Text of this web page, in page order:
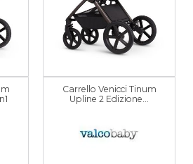
Carrello Venicci Tinum
Upline 2 Edizione...